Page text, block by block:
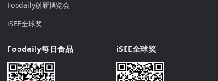
Foodaily创新博览会
iSEE全球奖
Foodaily每日食品 iSEE全球奖